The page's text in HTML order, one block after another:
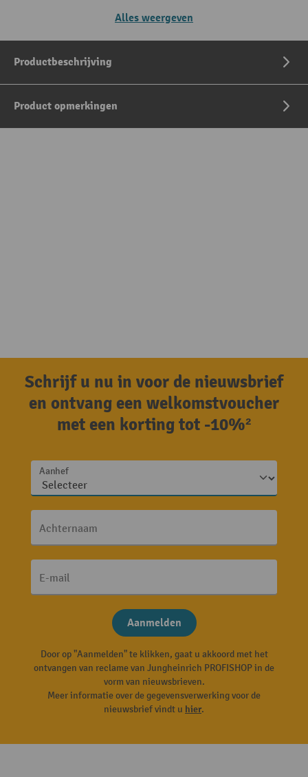
Alles weergeven
Productbeschrijving
Product opmerkingen
Schrijf u nu in voor de nieuwsbrief
en ontvang een welkomstvoucher
met een korting tot -10%²
Aanhef
Achternaam
E-mail
Aanmelden
Door op "Aanmelden" te klikken, gaat u akkoord met het
ontvangen van reclame van Jungheinrich PROFISHOP in de
vorm van nieuwsbrieven.
Meer informatie over de gegevensverwerking voor de
nieuwsbrief vindt u hier.